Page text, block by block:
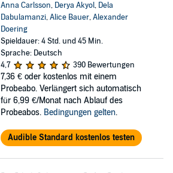
Anna Carlsson, Derya Akyol, Dela
Dabulamanzi,Alice Bauer,Alexander
Doering
Spieldauer: 4 Std. und 45 Min.
Sprache: Deutsch
4,7
390 Bewertungen
7,36 € oder kostenlos mit einem
Probeabo. Verlängert sich automatisch
für 6,99 €/Monat nach Ablauf des
Probeabos. Bedingungen gelten.
Audible Standard kostenlos testen